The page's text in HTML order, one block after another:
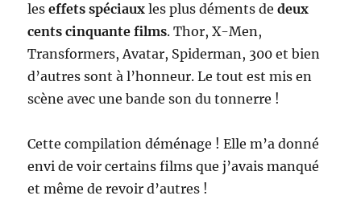
leseffets spéciaux les plus déments dedeux
cents cinquante films. Thor, X-Men,
Transformers, Avatar, Spiderman, 300 et bien
d’autres sont à l’honneur. Le tout est mis en
scène avec une bande son du tonnerre !
Cette compilation déménage ! Elle m’a donné
envi de voir certains films que j’avais manqué
et même de revoir d’autres !